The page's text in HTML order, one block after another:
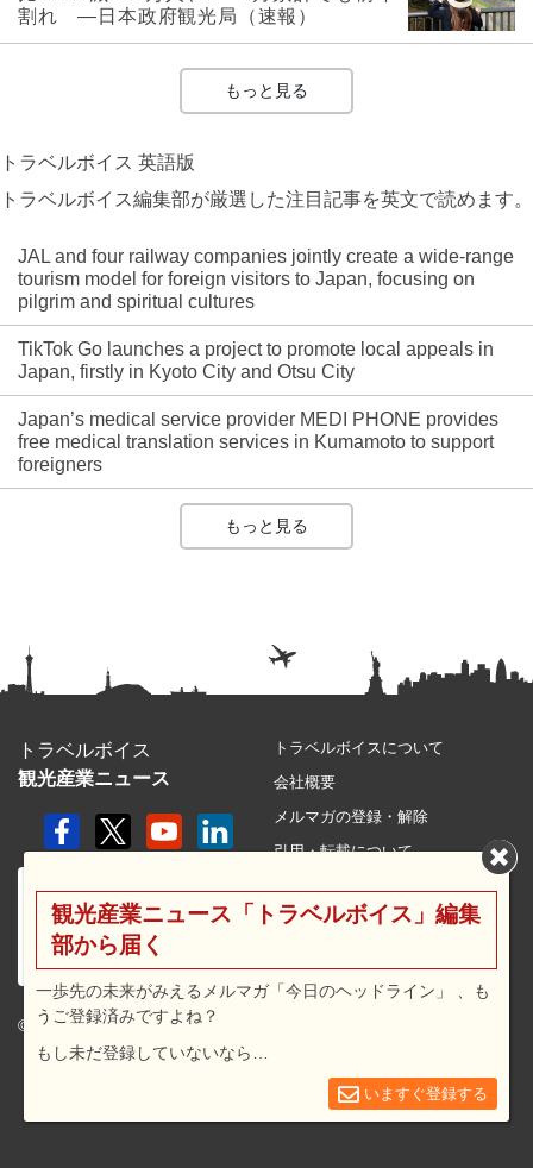
割れ ―日本政府観光局（速報）
もっと見る
トラベルボイス 英語版
トラベルボイス編集部が厳選した注目記事を英文で読めます。
JAL and four railway companies jointly create a wide-range
tourism model for foreign visitors to Japan, focusing on
pilgrim and spiritual cultures
TikTok Go launches a project to promote local appeals in
Japan, firstly in Kyoto City and Otsu City
Japan’s medical service provider MEDI PHONE provides
free medical translation services in Kumamoto to support
foreigners
もっと見る
トラベルボイス
観光産業ニュース
© 2026 travel voice.
トラベルボイスについて
会社概要
メルマガの登録・解除
引用・転載について
利用規約
広告メニュー・料金
観光産業ニュース「トラベルボイス」編集
部から届く
一歩先の未来がみえるメルマガ「今日のヘッドライン」 、も
うご登録済みですよね？
もし未だ登録していないなら…
いますぐ登録する